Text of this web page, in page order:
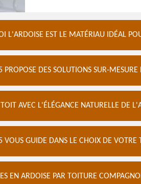
L'ARDOISE EST LE MATÉRIAU IDÉAL
DES SOLUTIONS SUR-
AVEC L'ÉLÉGANCE NATURELLE DE
VOUS GUIDE DANS LE CHOIX DE
EN ARDOISE PAR TOITURE